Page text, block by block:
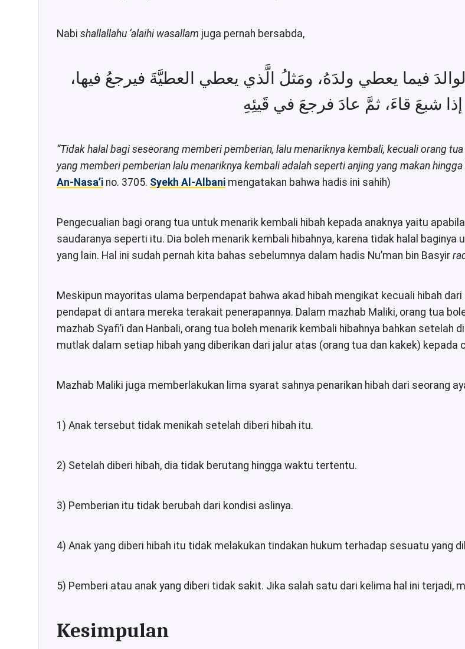
Nabi shallallahu ‘alaihi wasallam juga pernah bersabda,
فيما يعطي ولدَهُ، ومَثلُ الَّذي يعطي العطيَّةَ فيرجعُ فيها،
شبعَ قاءَ، ثمَّ عادَ فرجعَ في قَيئِهِ
“Tidak halal bagi seseorang memberi pemberian, lalu menariknya kembali, kecuali orang
yang memberi pemberian lalu menariknya kembali adalah seperti anjing yang makan
An-Nasa’i no. 3705. Syekh Al-Albani mengatakan bahwa hadis ini sahih)
Pengecualian bagi orang tua untuk menarik kembali hibah kepada anaknya yaitu
saudaranya seperti itu. Dia boleh menarik kembali hibahnya, karena tidak halal
yang lain. Hal ini sudah pernah kita bahas sebelumnya dalam hadis Nu’man bin Basyir
Meskipun mayoritas ulama berpendapat bahwa akad hibah mengikat kecuali hibah
pendapat di antara mereka terakait penerapannya. Dalam mazhab Maliki, orang tua
mazhab Syafi’i dan Hanbali, orang tua boleh menarik kembali hibahnya bahkan
mutlak dalam setiap hibah yang diberikan dari jalur atas (orang tua dan kakek) kepada
Mazhab Maliki juga memberlakukan lima syarat sahnya penarikan hibah dari seorang
1) Anak tersebut tidak menikah setelah diberi hibah itu.
2) Setelah diberi hibah, dia tidak berutang hingga waktu tertentu.
3) Pemberian itu tidak berubah dari kondisi aslinya.
4) Anak yang diberi hibah itu tidak melakukan tindakan hukum terhadap sesuatu yang
5) Pemberi atau anak yang diberi tidak sakit. Jika salah satu dari kelima hal ini terjadi,
Kesimpulan